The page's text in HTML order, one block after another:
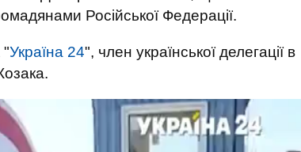
Російської Федерації.
"Україна 24", член української делегації в